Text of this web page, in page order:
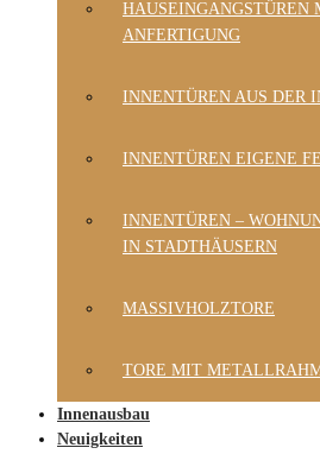
HAUSEINGANGSTÜREN
ANFERTIGUNG
INNENTÜREN AUS DER
INNENTÜREN EIGENE
INNENTÜREN –
IN STADTHÄUSERN
MASSIVHOLZTORE
TORE MIT
Innenausbau
Neuigkeiten